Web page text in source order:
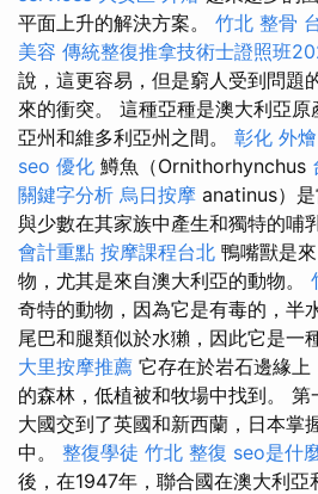
平面上升的解決方案。 竹北 整骨
美容 傳統整復推拿技術士證照班
說，這更容易，但是窮人受到問題
來的衝突。 這種亞種是澳大利亞
亞州和維多利亞州之間。 彰化 外燴
seo 優化 鱒魚（Ornithorhynchus
關鍵字分析 烏日按摩 anatinus）是
與少數在其家族中產生和獨特的哺
會計重點 按摩課程台北 鴨嘴獸是
物，尤其是來自澳大利亞的動物。
奇特的動物，因為它是有毒的，半
尾巴和腿類似於水獺，因此它是一
大里按摩推薦 它存在於岩石邊緣
的森林，低植被和牧場中找到。
大國交到了英國和新西蘭，日本掌
中。 整復學徒 竹北 整復 seo是什
後，在1947年，聯合國在澳大利亞